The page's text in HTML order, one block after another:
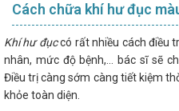
Cách chữa khí hư đục
Khí hư đụccó rất nhiều cách điều
nhân, mức độ bệnh,... bác sĩ sẽ
Điều trị càng sớm càng tiết kiệm
khỏe toàn diện.